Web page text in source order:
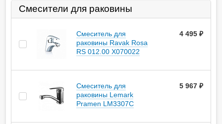
Смесители для раковины
Смеситель для
раковины Ravak Rosa
RS 012.00 X070022
4 495
Смеситель для
раковины Lemark
Pramen LM3307C
5 967